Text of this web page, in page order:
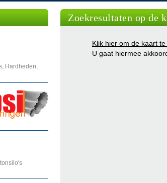
Hardheden,
Zoekresultaten op de
Klik hier om de kaart te
U gaat hiermee